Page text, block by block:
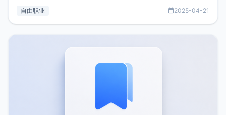
了我的首个产品ImgURL的真实数据和产品现状。自我介绍大
自由职业 2025-04-21